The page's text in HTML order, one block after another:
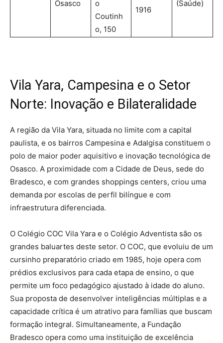
Osasco
o
Coutinh
o, 150
1916
(Saúde)
Vila Yara, Campesina e o Setor
Norte: Inovação e Bilateralidade
A região da Vila Yara, situada no limite com a capital
paulista, e os bairros Campesina e Adalgisa constituem o
polo de maior poder aquisitivo e inovação tecnológica de
Osasco. A proximidade com a Cidade de Deus, sede do
Bradesco, e com grandes shoppings centers, criou uma
demanda por escolas de perfil bilíngue e com
infraestrutura diferenciada.
O Colégio COC Vila Yara e o Colégio Adventista são os
grandes baluartes deste setor. O COC, que evoluiu de um
cursinho preparatório criado em 1985, hoje opera com
prédios exclusivos para cada etapa de ensino, o que
permite um foco pedagógico ajustado à idade do aluno.
Sua proposta de desenvolver inteligências múltiplas e a
capacidade crítica é um atrativo para famílias que buscam
formação integral. Simultaneamente, a Fundação
Bradesco opera como uma instituição de excelência